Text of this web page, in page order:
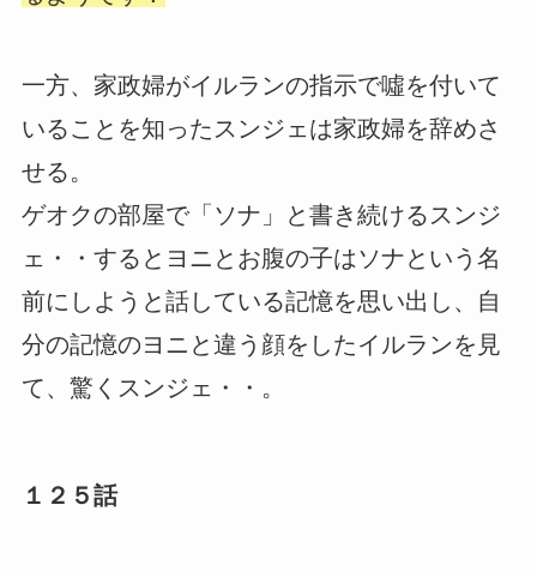
一方、家政婦がイルランの指示で噓を付いて
いることを知ったスンジェは家政婦を辞めさ
せる。
ゲオクの部屋で「ソナ」と書き続けるスンジ
ェ・・するとヨニとお腹の子はソナという名
前にしようと話している記憶を思い出し、自
分の記憶のヨニと違う顔をしたイルランを見
て、驚くスンジェ・・。
１２５話